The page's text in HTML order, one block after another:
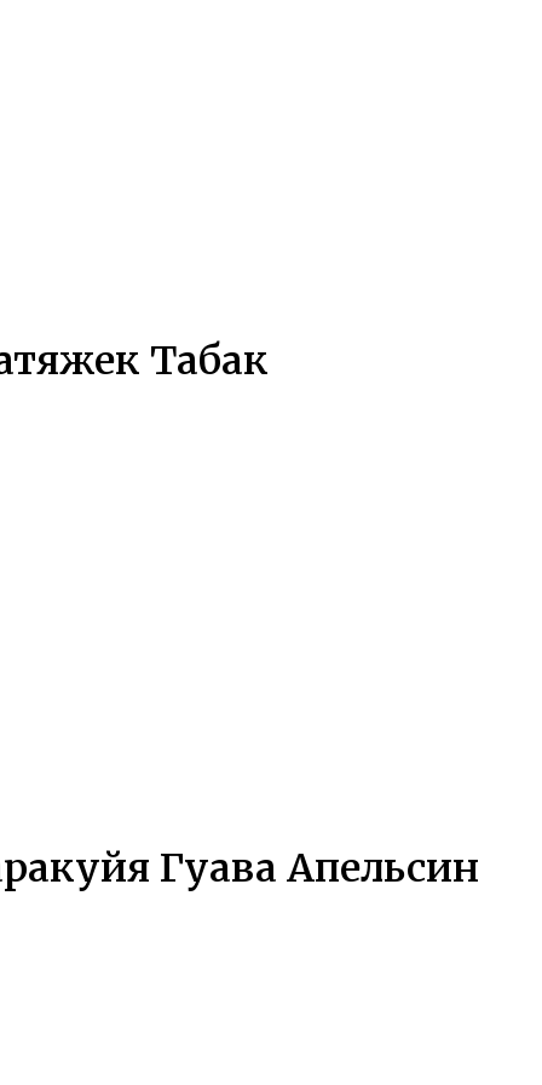
Табак
Гуава Апельсин